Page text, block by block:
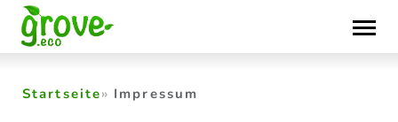
Skip
to
content
Startseite Impressum